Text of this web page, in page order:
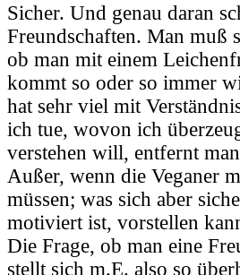
Sicher. Und genau daran
Freundschaften. Man muß
ob man mit einem
kommt so oder so immer
hat sehr viel mit
ich tue, wovon ich
verstehen will, entfernt
Außer, wenn die Veganer
müssen; was sich aber
motiviert ist, vorstellen
Die Frage, ob man eine
stellt sich m.E. also so